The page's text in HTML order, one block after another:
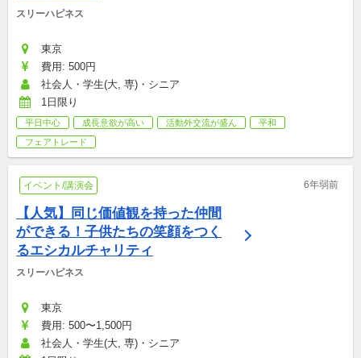
スリーハピネス
東京
費用: 500円
社会人・学生(大, 専)・シニア
1日限り
平日中心 成長意欲が高い 活動外交流が盛ん
平和
フェアトレード
イベント/講演会 6年弱前
【人気】同じ価値観を持った仲間
ができる！子供たちの笑顔をつく
るエシカルチャリティ
スリーハピネス
東京
費用: 500〜1,500円
社会人・学生(大, 専)・シニア